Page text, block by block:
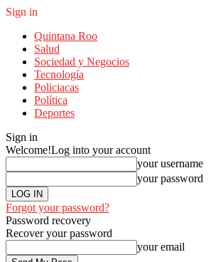
Sign in
Quintana Roo
Salud
Sociedad y Negocios
Tecnología
Policiacas
Política
Deportes
Sign in
Welcome!Log into your account
your username
your password
Forgot your password?
Password recovery
Recover your password
your email